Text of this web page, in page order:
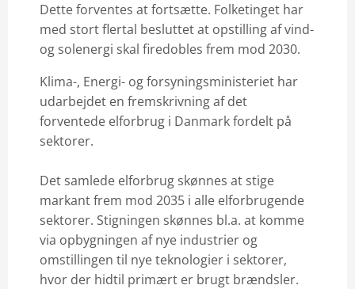
Dette forventes at fortsætte. Folketinget har
med stort flertal besluttet at opstilling af vind-
og solenergi skal firedobles frem mod 2030.
Klima-, Energi- og forsyningsministeriet har
udarbejdet en fremskrivning af det
forventede elforbrug i Danmark fordelt på
sektorer.
Det samlede elforbrug skønnes at stige
markant frem mod 2035 i alle elforbrugende
sektorer. Stigningen skønnes bl.a. at komme
via opbygningen af nye industrier og
omstillingen til nye teknologier i sektorer,
hvor der hidtil primært er brugt brændsler.